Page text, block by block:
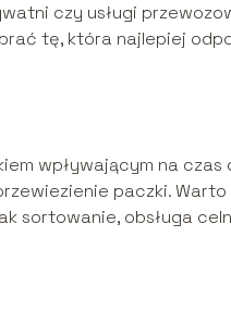
czy usługi
tę, która najlepiej
wpływającym na czas
paczki. Warto
sortowanie, obsługa